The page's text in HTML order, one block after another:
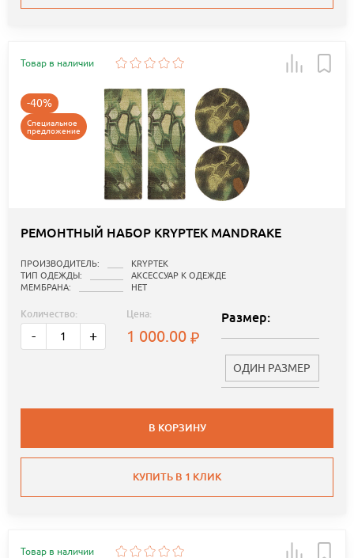
Товар в наличии
-40%
Специальное
предложение
РЕМОНТНЫЙ НАБОР KRYPTEK MANDRAKE
ПРОИЗВОДИТЕЛЬ:
KRYPTEK
ТИП ОДЕЖДЫ:
АКСЕССУАР К ОДЕЖДЕ
МЕМБРАНА:
НЕТ
Количество:
- +
Цена:
1 000.00
Размер:
ОДИН РАЗМЕР
В КОРЗИНУ
КУПИТЬ В 1 КЛИК
Товар в наличии